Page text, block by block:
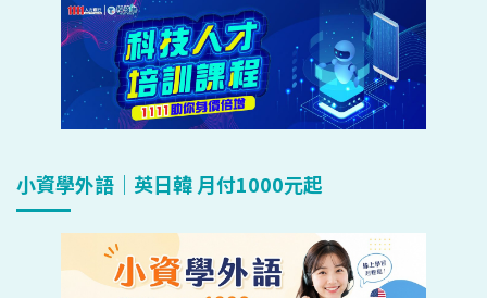
小資學外語｜英日韓 月付1000元起